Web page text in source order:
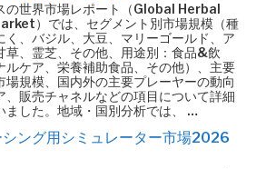
の世界市場レポート（Global Herbal
）では、セグメント別市場規模（種
く、バジル、大豆、マリーゴールド、ア
草、霊芝、その他、用途別：食品&飲
ルケア、栄養補助食品、その他）、主要
場規模、国内外の主要プレーヤーの動向
、販売チャネルなどの項目について詳細
ました。地域・国別分析では、 …
ング用シミュレーター市場2026